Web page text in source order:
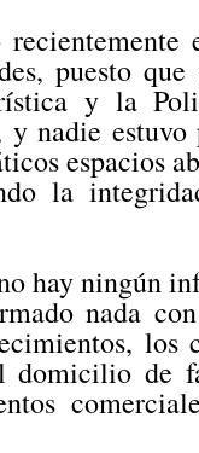
puesto
y la
nadie
espacios
la
hay ningún
nada
domicilio de